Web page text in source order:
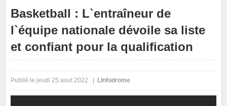
Basketball : L`entraîneur de
l`équipe nationale dévoile sa liste
et confiant pour la qualification
Publié le jeudi 25 aout 2022 | LInfodrome